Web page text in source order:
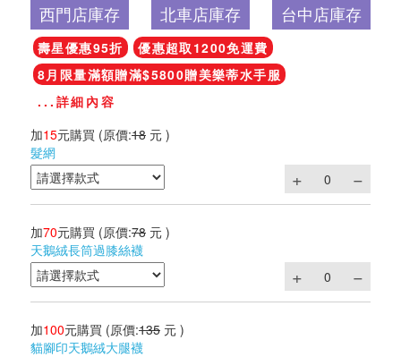
西門店庫存 北車店庫存 台中店庫存
壽星優惠95折
優惠超取1200免運費
8月限量滿額贈滿$5800贈美樂蒂水手服
...詳細內容
加15元購買 (原價:18 元 )
髮網
加70元購買 (原價:78 元 )
天鵝絨長筒過膝絲襪
加100元購買 (原價:135 元 )
貓腳印天鵝絨大腿襪